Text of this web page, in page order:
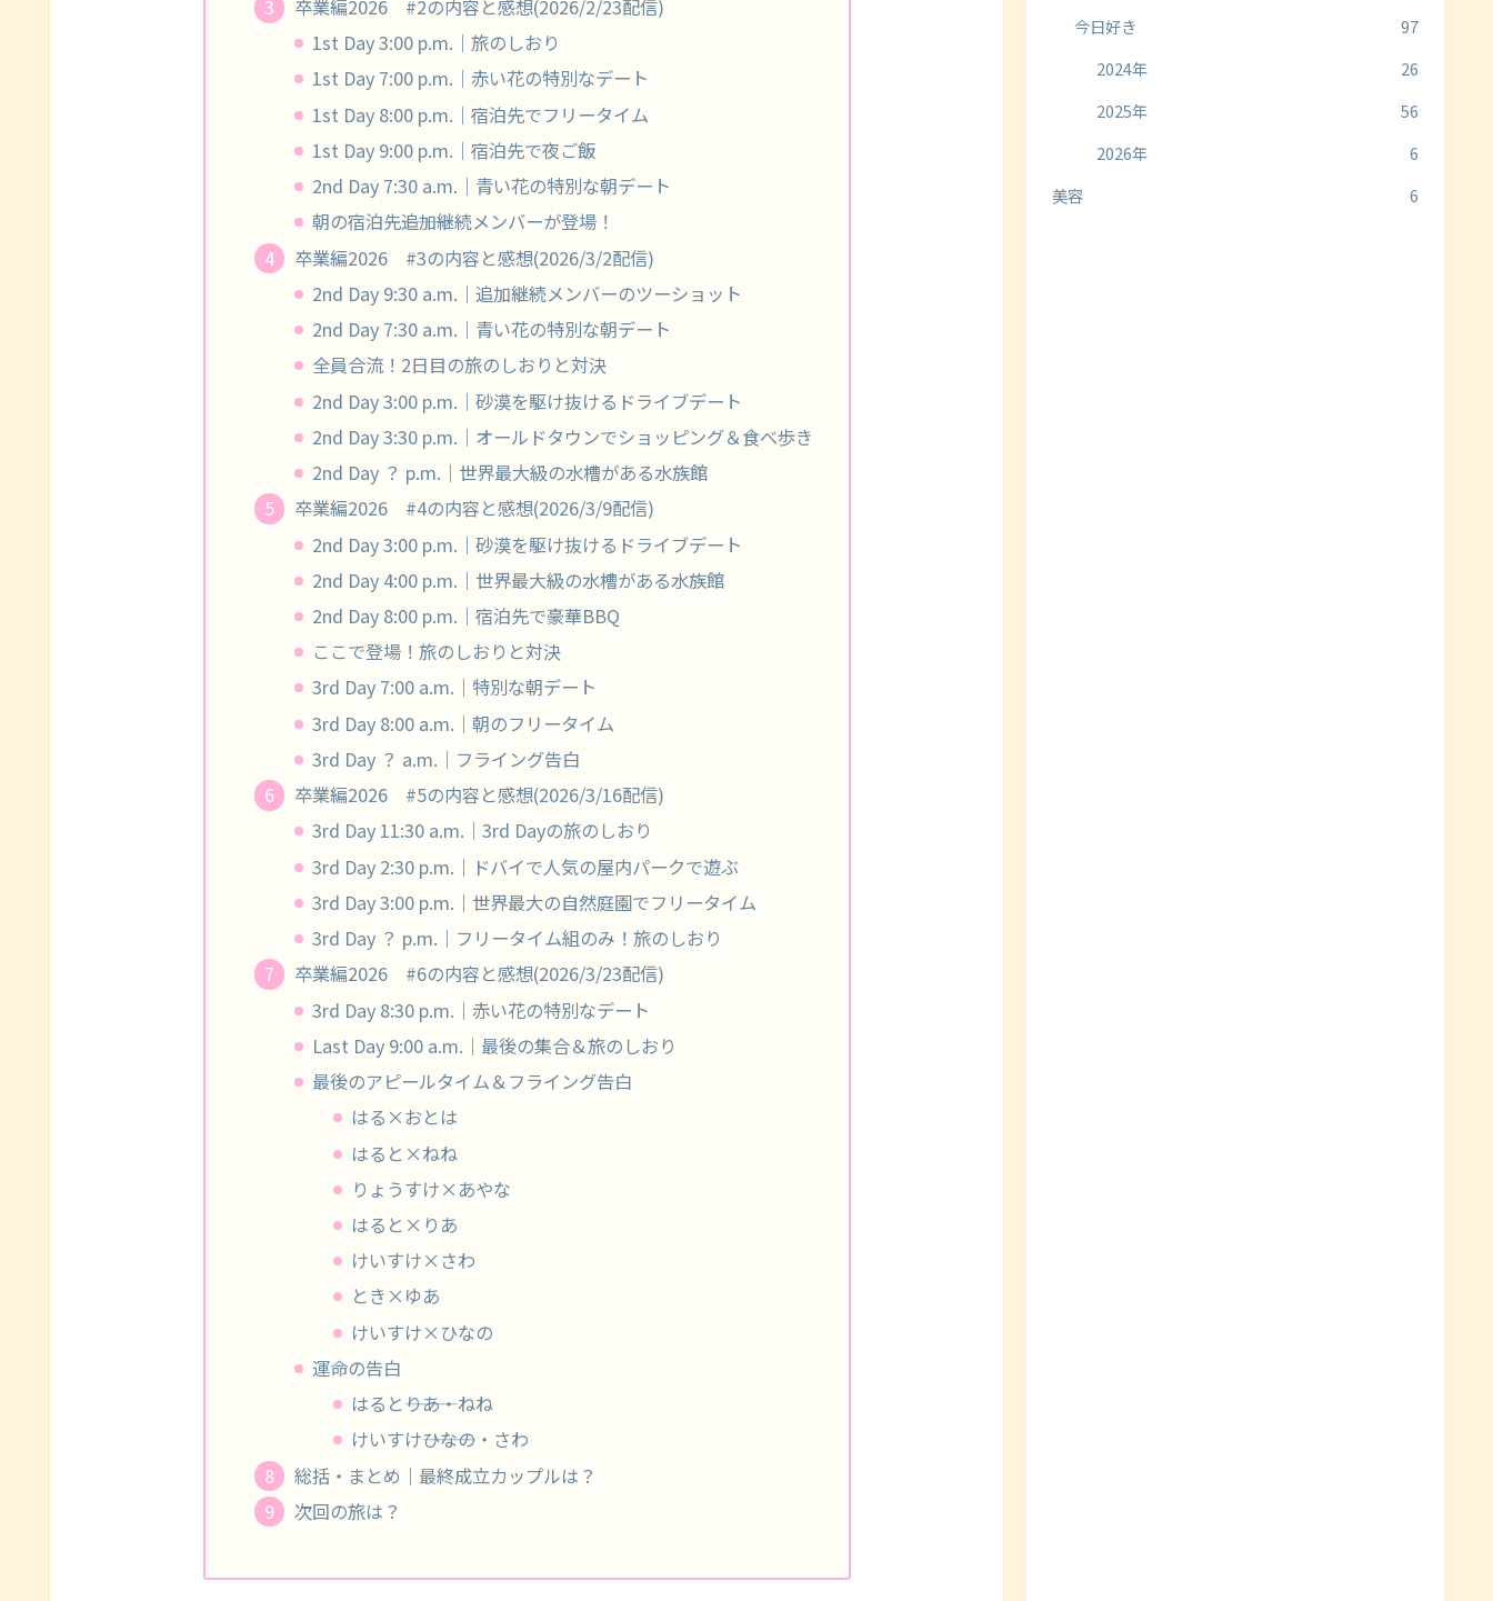
卒業編2026 #2の内容と感想(2026/2/23配信)
1st Day 3:00 p.m.｜旅のしおり
1st Day 7:00 p.m.｜赤い花の特別なデート
1st Day 8:00 p.m.｜宿泊先でフリータイム
1st Day 9:00 p.m.｜宿泊先で夜ご飯
2nd Day 7:30 a.m.｜青い花の特別な朝デート
朝の宿泊先―――追加継続メンバーが登場！
卒業編2026 #3の内容と感想(2026/3/2配信)
2nd Day 9:30 a.m.｜追加継続メンバーのツーショット
2nd Day 7:30 a.m.｜青い花の特別な朝デート
全員合流！2日目の旅のしおりと対決
2nd Day 3:00 p.m.｜砂漠を駆け抜けるドライブデート
2nd Day 3:30 p.m.｜オールドタウンでショッピング＆食べ歩き
2nd Day ？ p.m.｜世界最大級の水槽がある水族館
卒業編2026 #4の内容と感想(2026/3/9配信)
2nd Day 3:00 p.m.｜砂漠を駆け抜けるドライブデート
2nd Day 4:00 p.m.｜世界最大級の水槽がある水族館
2nd Day 8:00 p.m.｜宿泊先で豪華BBQ
ここで登場！旅のしおりと対決
3rd Day 7:00 a.m.｜特別な朝デート
3rd Day 8:00 a.m.｜朝のフリータイム
3rd Day ？ a.m.｜フライング告白
卒業編2026 #5の内容と感想(2026/3/16配信)
3rd Day 11:30 a.m.｜3rd Dayの旅のしおり
3rd Day 2:30 p.m.｜ドバイで人気の屋内パークで遊ぶ
3rd Day 3:00 p.m.｜世界最大の自然庭園でフリータイム
3rd Day ？ p.m.｜フリータイム組のみ！旅のしおり
卒業編2026 #6の内容と感想(2026/3/23配信)
3rd Day 8:30 p.m.｜赤い花の特別なデート
Last Day 9:00 a.m.｜最後の集合＆旅のしおり
最後のアピールタイム＆フライング告白
はる×おとは
はると×ねね
りょうすけ×あやな
はると×りあ
けいすけ×さわ
とき×ゆあ
けいすけ×ひなの
運命の告白
はると―――りあ・ねね
けいすけ―――ひなの・さわ
総括・まとめ｜最終成立カップルは？
次回の旅は？
今日好き
97
2024年
26
2025年
56
2026年
6
美容
6